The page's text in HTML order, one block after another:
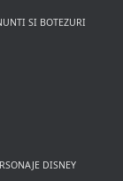
SI BOTEZURI
DISNEY